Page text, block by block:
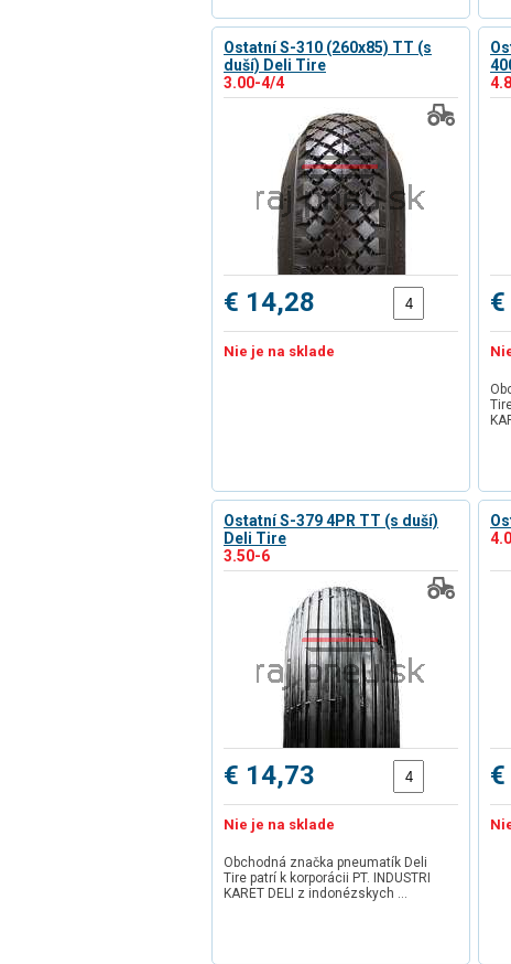
Ostatní S-310 (260x85) TT (s
duší) Deli Tire
3.00-4/4
€ 14,28
Nie je na sklade
Ostatní S-379 4PR TT (s duší)
Deli Tire
3.50-6
€ 14,73
Nie je na sklade
Obchodná značka pneumatík Deli
Tire patrí k korporácii PT. INDUSTRI
KARET DELI z indonézskych …